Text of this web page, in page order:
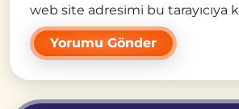
web site adresimi bu tarayıcıya